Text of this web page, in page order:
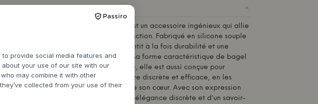
+
est un accessoire ingénieux qui allie
harmonieusement forme et fonction. Fabriqué en silicone souple
avec une finition mate, il garantit à la fois durabilité et une
expérience tactile agréable. Sa forme caractéristique de bagel
n'est pas seulement esthétique, elle est aussi conçue pour
organiser les câbles de manière discrète et efficace, en les
enroulant solidement autour de son cœur. Avec son expression
minimaliste, il témoigne d'une élégance discrète et d'un savoir-
provide social media features and
your use of our site with our
may combine it with other
collected from your use of their